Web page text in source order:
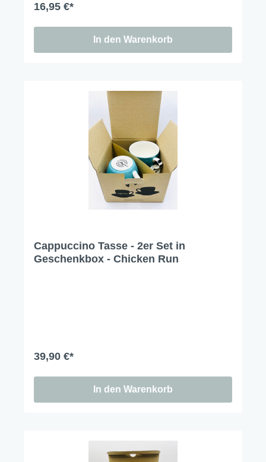
16,95 €*
In den Warenkorb
Cappuccino Tasse - 2er Set in
Geschenkbox - Chicken Run
39,90 €*
In den Warenkorb